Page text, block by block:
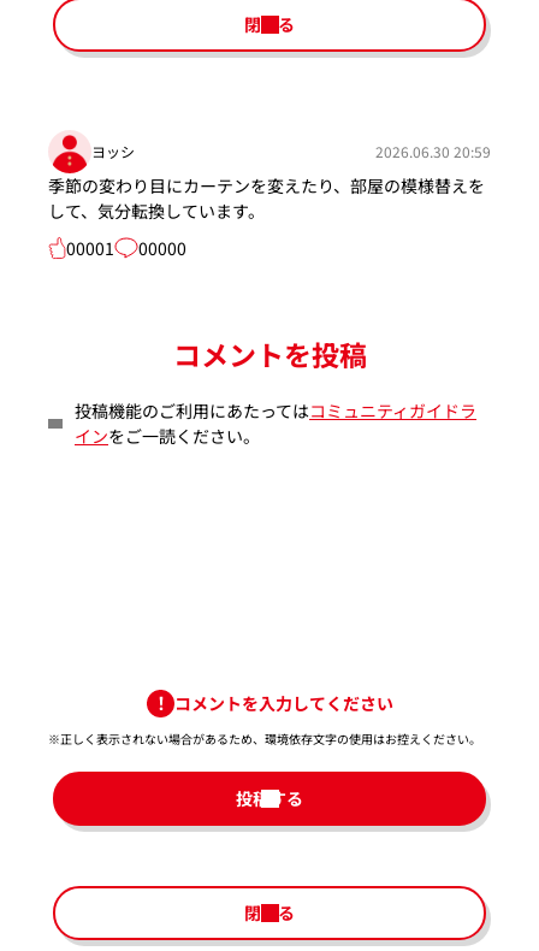
閉じる
ヨッシ 2026.06.30 20:59
季節の変わり目にカーテンを変えたり、部屋の模様替えを
して、気分転換しています。
00001
00000
コメントを投稿
投稿機能のご利用にあたってはコミュニティガイドラ
インをご一読ください。
コメントを入力してください
※正しく表示されない場合があるため、環境依存文字の使用はお控えください。​
投稿する
閉じる